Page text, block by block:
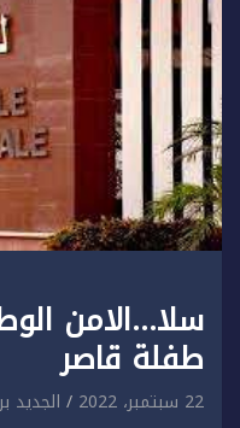
سلا…الامن
طفلة قاصر
22 سبتمبر، 2022 الجديد